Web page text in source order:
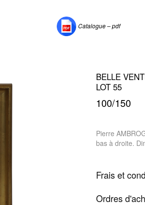
Catalogue – pdf
BELLE
LOT 55
100/150
Pierre
bas à droite.
Frais et
Ordres